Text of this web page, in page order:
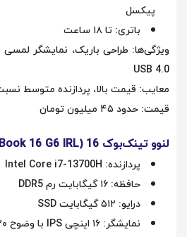
پیکسل
باتری: تا ۱۸ ساعت
ویژگی‌ها: طراحی باریک، نمایشگر لمسی
USB 4.0
معایب: قیمت بالا، پردازنده متوسط
قیمت: حدود ۴۵ میلیون تومان
لنوو تینک‌بوک 16 (Lenovo ThinkBook 16 G6 IRL)
پردازنده: Intel Core i7-13700H
حافظه: ۱۶ گیگابایت رم DDR5
درایو: ۵۱۲ گیگابایت SSD
نمایشگر: ۱۶ اینچی IPS با وضوح ۱۹۲۰ در ۱۲۰۰ پیکسل